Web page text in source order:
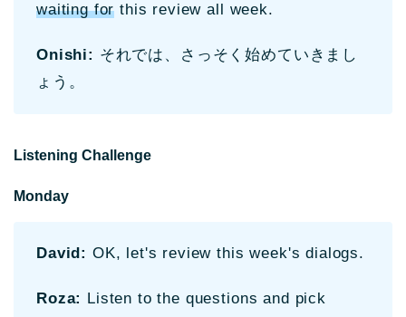
waiting for this review all week.
Onishi: それでは、
さっそく始めていきまし
ょう。
Listening Challenge
Monday
David: OK, let's review this week's dialogs.
Roza:
Listen to the questions and pick